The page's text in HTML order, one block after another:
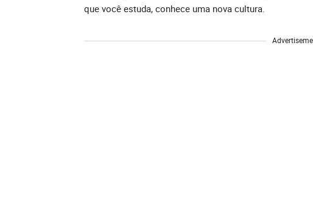
que você estuda, conhece uma nova cultura.